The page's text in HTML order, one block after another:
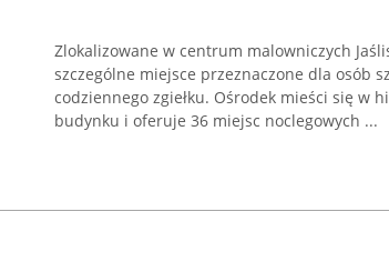
Zlokalizowane w centrum malowniczych
szczególne miejsce przeznaczone dla osób
codziennego zgiełku. Ośrodek mieści się w
budynku i oferuje 36 miejsc noclegowych ...